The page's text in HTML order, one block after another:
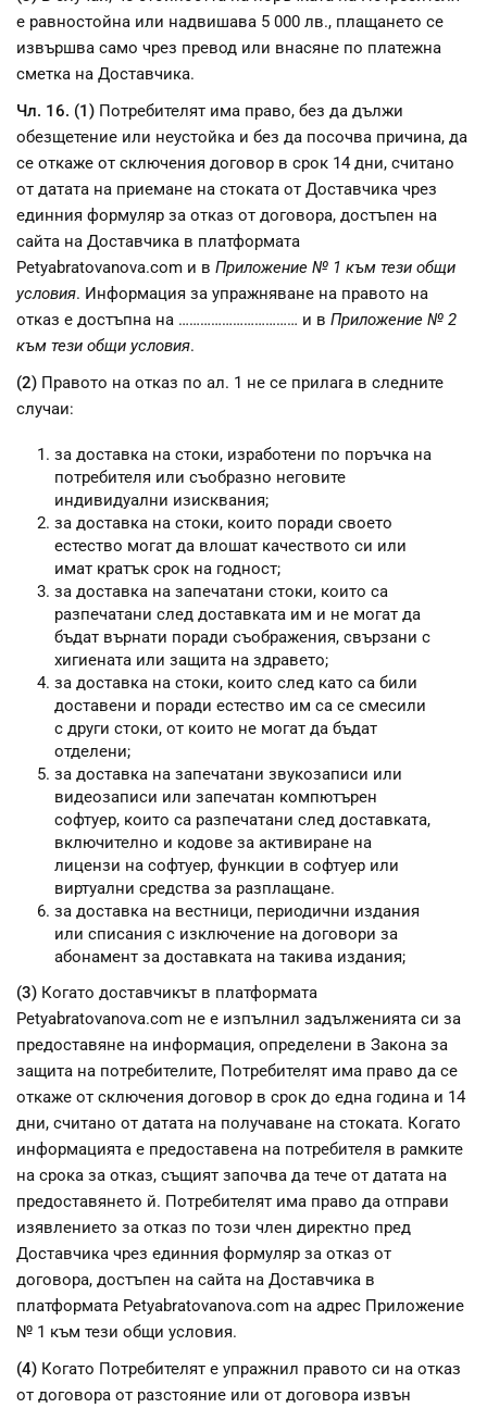
е равностойна или надвишава 5 000 лв., плащането се
извършва само чрез превод или внасяне по платежна
сметка на Доставчика.
Чл. 16. (1) Потребителят има право, без да дължи
обезщетение или неустойка и без да посочва причина, да
се откаже от сключения договор в срок 14 дни, считано
от датата на приемане на стоката от Доставчика чрез
единния формуляр за отказ от договора, достъпен на
сайта на Доставчика в платформата
Petyabratovanova.com и в Приложение № 1 към тези общи
условия. Информация за упражняване на правото на
отказ е достъпна на …………………………… и в Приложение № 2
към тези общи условия.
(2) Правото на отказ по ал. 1 не се прилага в следните
случаи:
за доставка на стоки, изработени по поръчка на
потребителя или съобразно неговите
индивидуални изисквания;
за доставка на стоки, които поради своето
естество могат да влошат качеството си или
имат кратък срок на годност;
за доставка на запечатани стоки, които са
разпечатани след доставката им и не могат да
бъдат върнати поради съображения, свързани с
хигиената или защита на здравето;
за доставка на стоки, които след като са били
доставени и поради естество им са се смесили
с други стоки, от които не могат да бъдат
отделени;
за доставка на запечатани звукозаписи или
видеозаписи или запечатан компютърен
софтуер, които са разпечатани след доставката,
включително и кодове за активиране на
лицензи на софтуер, функции в софтуер или
виртуални средства за разплащане.
за доставка на вестници, периодични издания
или списания с изключение на договори за
абонамент за доставката на такива издания;
(3) Когато доставчикът в платформата
Petyabratovanova.com не e изпълнил задълженията си за
предоставяне на информация, определени в Закона за
защита на потребителите, Потребителят има право да се
откаже от сключения договор в срок до една година и 14
дни, считано от датата на получаване на стоката. Когато
информацията е предоставена на потребителя в рамките
на срока за отказ, същият започва да тече от датата на
предоставянето й. Потребителят има право да отправи
изявлението за отказ по този член директно пред
Доставчика чрез единния формуляр за отказ от
договора, достъпен на сайта на Доставчика в
платформата Petyabratovanova.com на адрес Приложение
№ 1 към тези общи условия.
(4) Когато Потребителят е упражнил правото си на отказ
от договора от разстояние или от договора извън